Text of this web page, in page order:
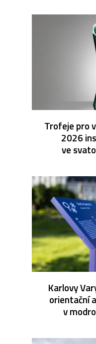
Trofeje pro
2026
ve
Karlovy
orientační
v